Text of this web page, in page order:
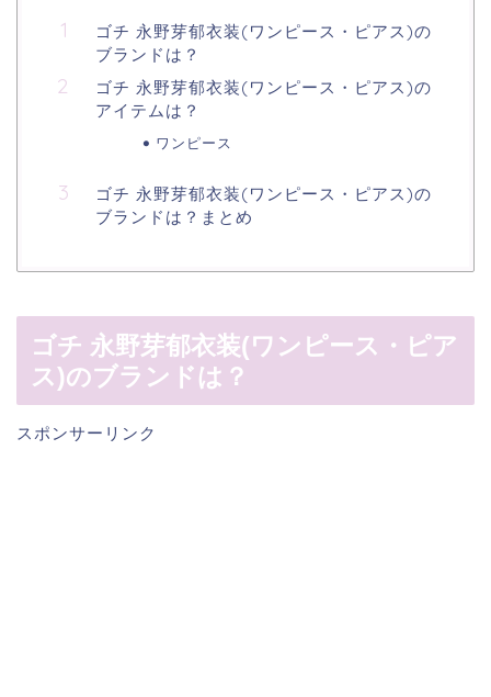
ゴチ 永野芽郁衣装(ワンピース・ピアス)の
ブランドは？
ゴチ 永野芽郁衣装(ワンピース・ピアス)の
アイテムは？
ワンピース
ゴチ 永野芽郁衣装(ワンピース・ピアス)の
ブランドは？まとめ
ゴチ 永野芽郁衣装(ワンピース・ピア
ス)のブランドは？
スポンサーリンク